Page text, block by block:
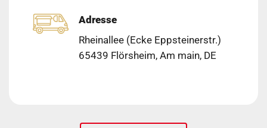
Adresse
Rheinallee (Ecke Eppsteinerstr.)
65439 Flörsheim, Am main, DE